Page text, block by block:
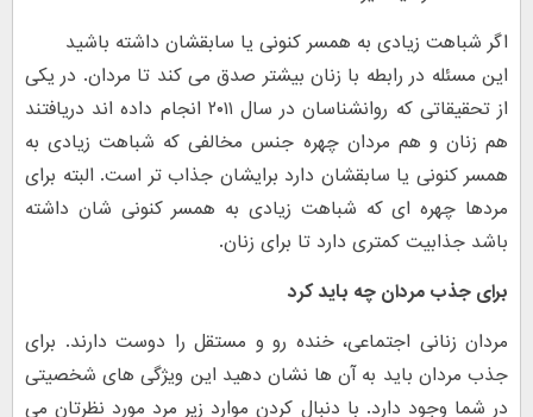
اگر شباهت زیادی به همسر کنونی یا سابقشان داشته باشید
این مسئله در رابطه با زنان بیشتر صدق می کند تا مردان. در یکی
از تحقیقاتی که روانشناسان در سال ۲۰۱۱ انجام داده اند دریافتند
هم زنان و هم مردان چهره جنس مخالفی که شباهت زیادی به
همسر کنونی یا سابقشان دارد برایشان جذاب تر است. البته برای
مردها چهره ای که شباهت زیادی به همسر کنونی شان داشته
باشد جذابیت کمتری دارد تا برای زنان.
برای جذب مردان چه باید کرد
مردان زنانی اجتماعی، خنده رو و مستقل را دوست دارند. برای
جذب مردان باید به آن ها نشان دهید این ویژگی های شخصیتی
در شما وجود دارد. با دنبال کردن موارد زیر مرد مورد نظرتان می